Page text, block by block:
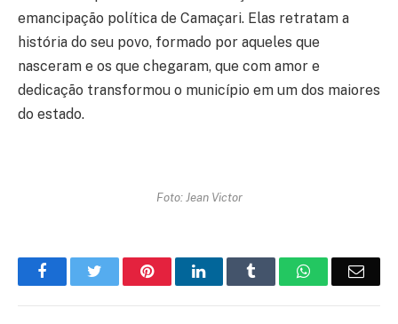
emancipação política de Camaçari. Elas retratam a
história do seu povo, formado por aqueles que
nasceram e os que chegaram, que com amor e
dedicação transformou o município em um dos maiores
do estado.
Foto: Jean Victor
FacebookTwitter PinterestLinkedIn Tumblr WhatsApp